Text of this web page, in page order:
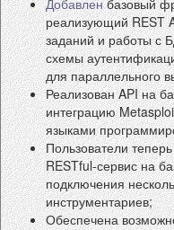
Добавленбазовый
реализующий REST
заданий и работы с
схемы
для параллельного
Реализован API на
интеграцию
языками
Пользователи
RESTful-сервис на
подключения
инструментариев;
Обеспечена